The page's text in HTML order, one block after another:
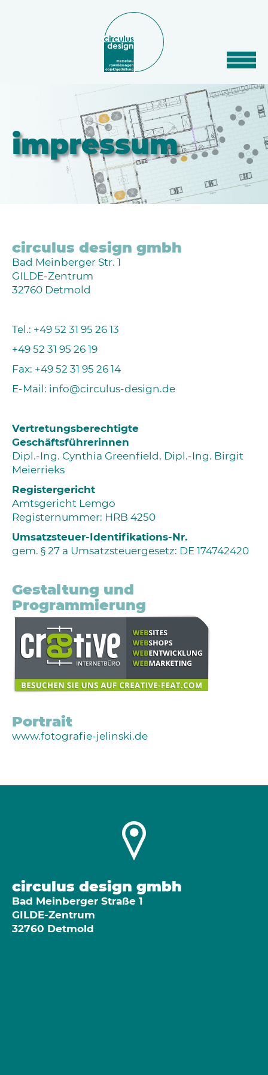
impressum
circulus design gmbh
Bad Meinberger Str. 1
GILDE-Zentrum
32760 Detmold
Tel.: +49 52 31 95 26 13
+49 52 31 95 26 19
Fax: +49 52 31 95 26 14
E-Mail: info@circulus-design.de
Vertretungsberechtigte
Geschäftsführerinnen
Dipl.-Ing. Cynthia Greenfield, Dipl.-Ing. Birgit
Meierrieks
Registergericht
Amtsgericht Lemgo
Registernummer: HRB 4250
Umsatzsteuer-Identifikations-Nr.
gem. § 27 a Umsatzsteuergesetz: DE 174742420
Gestaltung und
Programmierung
Portrait
www.fotografie-jelinski.de
circulus design gmbh
Bad Meinberger Straße 1
GILDE-Zentrum
32760 Detmold